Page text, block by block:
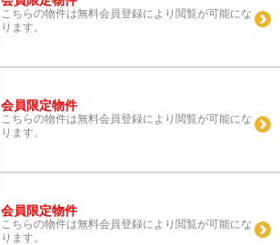
こちらの物件は無料会員登録により閲覧が可能にな
ります。
会員限定物件
こちらの物件は無料会員登録により閲覧が可能にな
ります。
会員限定物件
こちらの物件は無料会員登録により閲覧が可能にな
ります。